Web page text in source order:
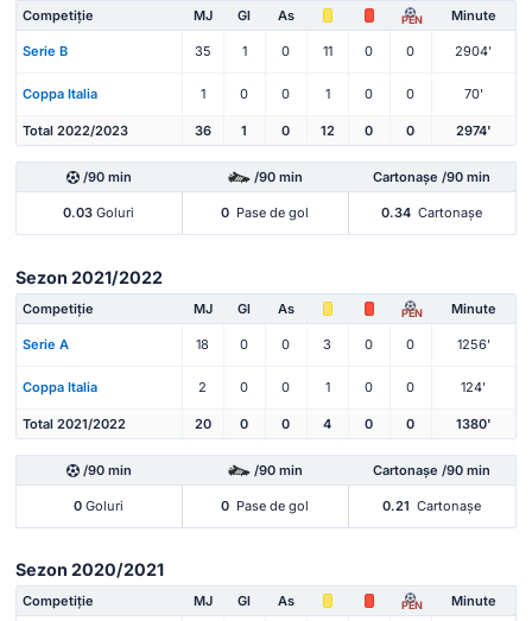
Competiție MJ Gl As PEN Minute
Serie B 35 1 0 11 0 0 2904'
Coppa Italia 1 0 0 1 0 0 70'
Total 2022/2023 36 1 0 12 0 0 2974'
/90 min /90 min Cartonașe /90 min
0.03 Goluri 0 Pase de gol 0.34 Cartonașe
Sezon 2021/2022
Competiție MJ Gl As PEN Minute
Serie A 18 0 0 3 0 0 1256'
Coppa Italia 2 0 0 1 0 0 124'
Total 2021/2022 20 0 0 4 0 0 1380'
/90 min /90 min Cartonașe /90 min
0 Goluri 0 Pase de gol 0.21 Cartonașe
Sezon 2020/2021
Competiție MJ Gl As PEN Minute